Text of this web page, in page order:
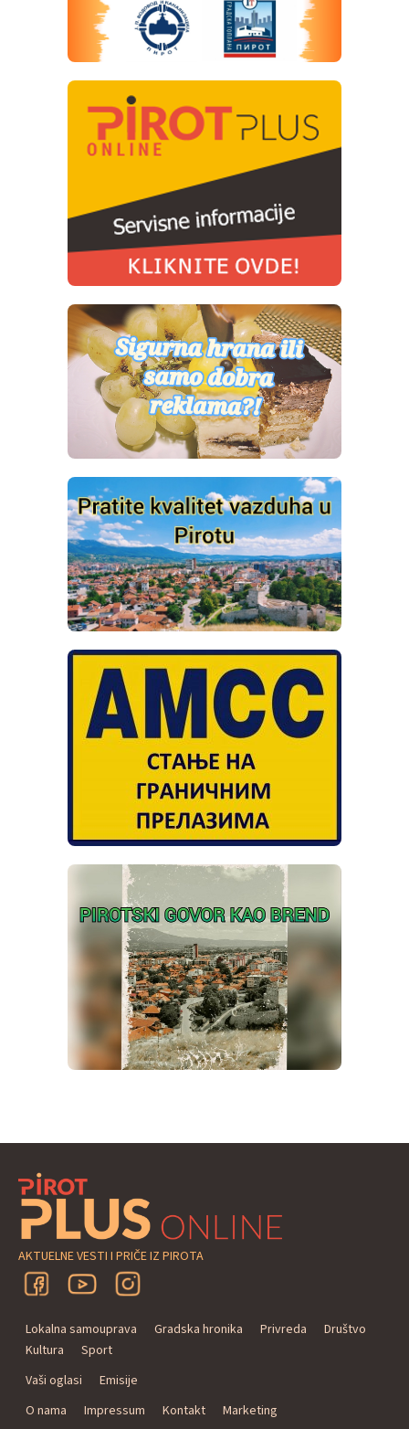
AKTUELNE VESTI I PRIČE IZ PIROTA
Lokalna samouprava Gradska hronika Privreda
Društvo
Kultura
Sport
Vaši oglasi
Emisije
O nama
Impressum Kontakt Marketing